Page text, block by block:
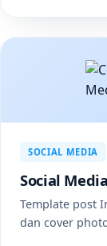
SOCIAL MEDIA
Social
Template post
dan cover